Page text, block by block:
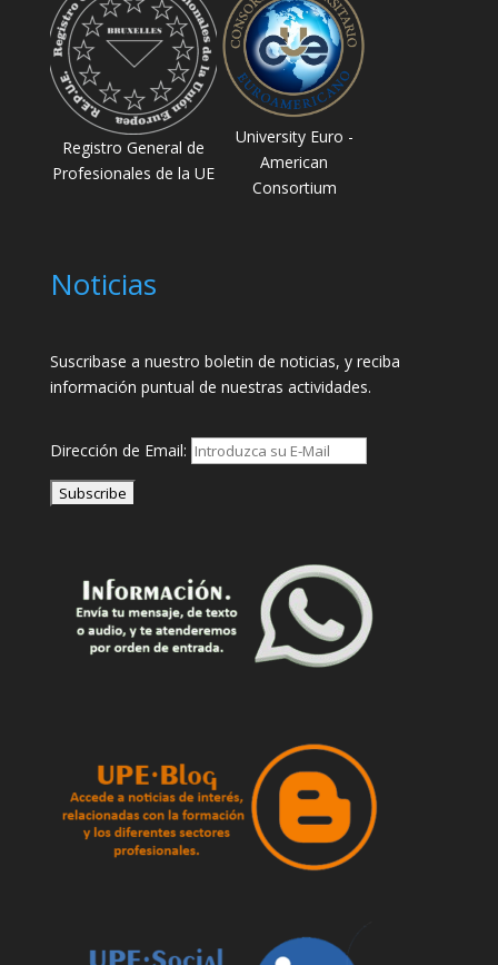
Registro General de
Profesionales de la UE
University Euro -
American
Consortium
Noticias
Suscribase a nuestro boletin de noticias, y reciba
información puntual de nuestras actividades.
Dirección de Email: